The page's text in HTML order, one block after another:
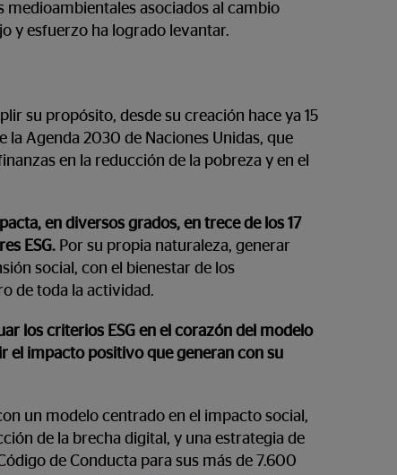
asociados al cambio
y esfuerzo ha logrado levantar.
su propósito, desde su creación hace ya 15
la Agenda 2030 de Naciones Unidas, que
en la reducción de la pobreza y en el
en diversos grados, en trece de los 17
ESG. Por su propia naturaleza, generar
social, con el bienestar de los
de toda la actividad.
los criterios ESG en el corazón del modelo
el impacto positivo que generan con su
un modelo centrado en el impacto social,
de la brecha digital, y una estrategia de
de Conducta para sus más de 7.600